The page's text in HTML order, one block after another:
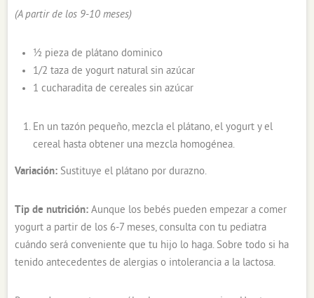
(A partir de los 9-10 meses)
½ pieza de plátano dominico
1/2 taza de yogurt natural sin azúcar
1 cucharadita de cereales sin azúcar
En un tazón pequeño, mezcla el plátano, el yogurt y el
cereal hasta obtener una mezcla homogénea.
Variación: Sustituye el plátano por durazno.
Tip de nutrición: Aunque los bebés pueden empezar a comer
yogurt a partir de los 6-7 meses, consulta con tu pediatra
cuándo será conveniente que tu hijo lo haga. Sobre todo si ha
tenido antecedentes de alergias o intolerancia a la lactosa.